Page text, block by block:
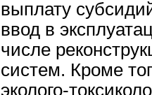
выплату
ввод в
числе
систем. Кроме
эколого-